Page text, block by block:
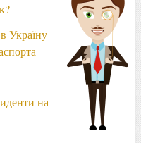
Україну
на